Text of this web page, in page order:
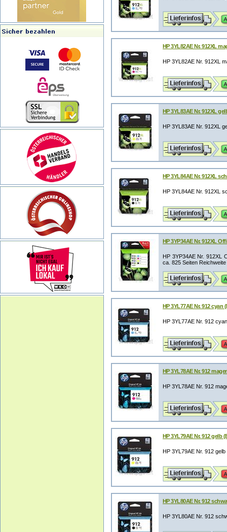
HP 3YL82AE Nr. 912XL
HP 3YL82AE Nr. 912XL
HP 3YL83AE Nr. 912XL
HP 3YL83AE Nr. 912XL
HP 3YL84AE Nr. 912XL
HP 3YL84AE Nr. 912XL
HP 3YP34AE Nr. 912XL
HP 3YP34AE Nr. 912XL
ca. 825 Seiten
HP 3YL77AE Nr. 912 cyan
HP 3YL77AE Nr. 912
HP 3YL78AE Nr. 912
HP 3YL78AE Nr. 912
HP 3YL79AE Nr. 912 gelb
HP 3YL79AE Nr. 912
HP 3YL80AE Nr. 912
HP 3YL80AE Nr. 912